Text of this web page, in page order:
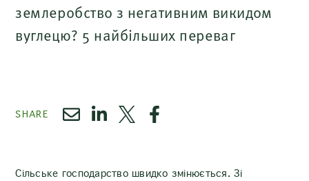
землеробство з негативним викидом
вуглецю? 5 найбільших переваг
SHARE
Сільське господарство швидко змінюється. Зі